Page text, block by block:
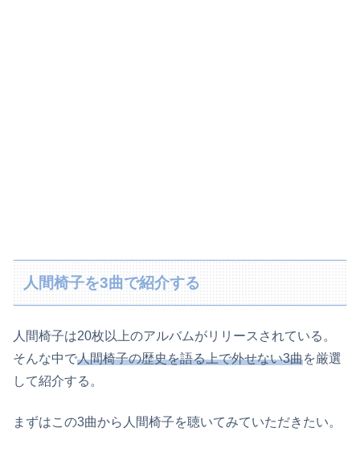
人間椅子を3曲で紹介する
人間椅子は20枚以上のアルバムがリリースされている。
そんな中で人間椅子の歴史を語る上で外せない3曲を厳選
して紹介する。
まずはこの3曲から人間椅子を聴いてみていただきたい。